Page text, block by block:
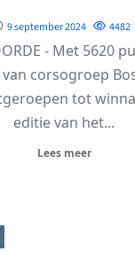
9 september 2024 4482
- Met 5620
corsogroep
tot
editie van het...
Lees meer